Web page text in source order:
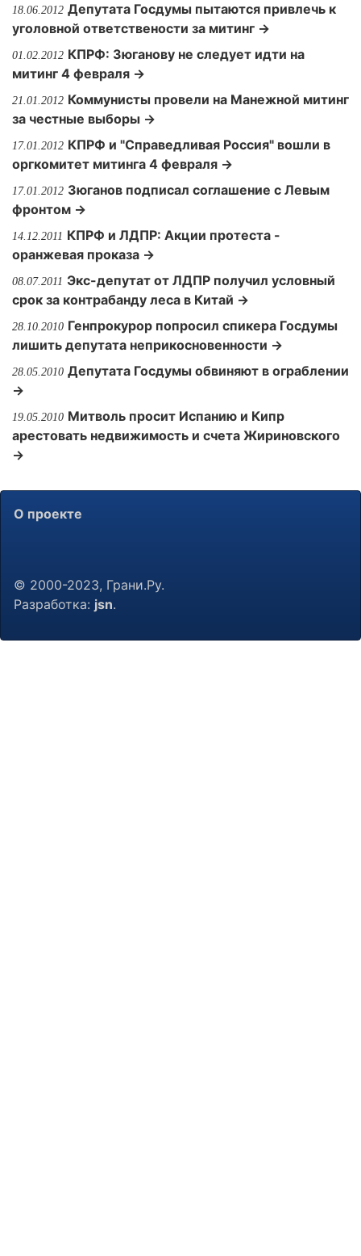
18.06.2012 Депутата Госдумы пытаются привлечь к
уголовной ответствености за митинг →
01.02.2012 КПРФ: Зюганову не следует идти на
митинг 4 февраля →
21.01.2012 Коммунисты провели на Манежной митинг
за честные выборы →
17.01.2012 КПРФ и "Справедливая Россия" вошли в
оргкомитет митинга 4 февраля →
17.01.2012 Зюганов подписал соглашение с Левым
фронтом →
14.12.2011 КПРФ и ЛДПР: Акции протеста -
оранжевая проказа →
08.07.2011 Экс-депутат от ЛДПР получил условный
срок за контрабанду леса в Китай →
28.10.2010 Генпрокурор попросил спикера Госдумы
лишить депутата неприкосновенности →
28.05.2010 Депутата Госдумы обвиняют в ограблении
→
19.05.2010 Митволь просит Испанию и Кипр
арестовать недвижимость и счета Жириновского
→
О проекте
© 2000-2023, Грани.Ру.
Разработка: jsn.